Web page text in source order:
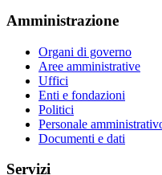
Amministrazione
Organi di governo
Aree amministrative
Uffici
Enti e fondazioni
Politici
Personale
Documenti e dati
Servizi